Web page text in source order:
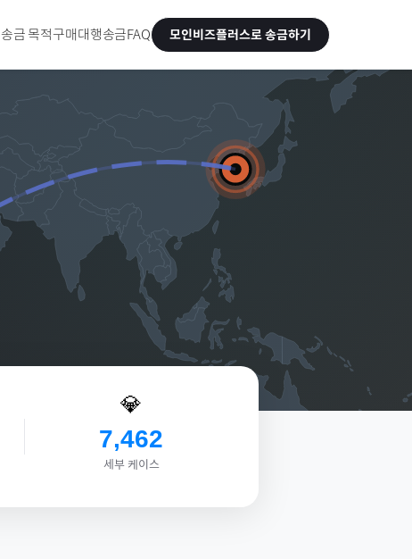
송금 목적구매대행송금FAQ 모인비즈플러스로 송금하기
💎
7,462
세부 케이스